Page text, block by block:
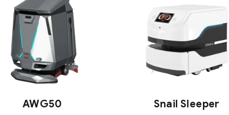
AWG50 Snail Sleeper